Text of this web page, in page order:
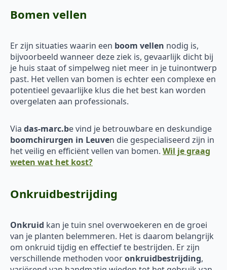
Bomen vellen
Er zijn situaties waarin een boom vellen nodig is,
bijvoorbeeld wanneer deze ziek is, gevaarlijk dicht bij
je huis staat of simpelweg niet meer in je tuinontwerp
past. Het vellen van bomen is echter een complexe en
potentieel gevaarlijke klus die het best kan worden
overgelaten aan professionals.
Via das-marc.be vind je betrouwbare en deskundige
boomchirurgen in Leuven die gespecialiseerd zijn in
het veilig en efficiënt vellen van bomen. Wil je graag
weten wat het kost?
Onkruidbestrijding
Onkruid kan je tuin snel overwoekeren en de groei
van je planten belemmeren. Het is daarom belangrijk
om onkruid tijdig en effectief te bestrijden. Er zijn
verschillende methoden vooronkruidbestrijding,